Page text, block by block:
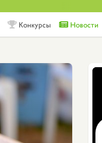
Конкурсы Новости